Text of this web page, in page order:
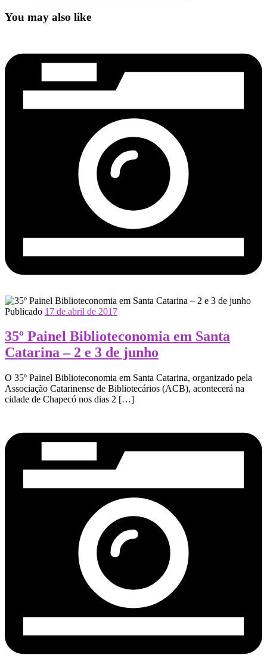
You may also like
Publicado 17 de abril de 2017
35º Painel Biblioteconomia em Santa
Catarina – 2 e 3 de junho
O 35º Painel Biblioteconomia em Santa Catarina, organizado pela
Associação Catarinense de Bibliotecários (ACB), acontecerá na
cidade de Chapecó nos dias 2 […]